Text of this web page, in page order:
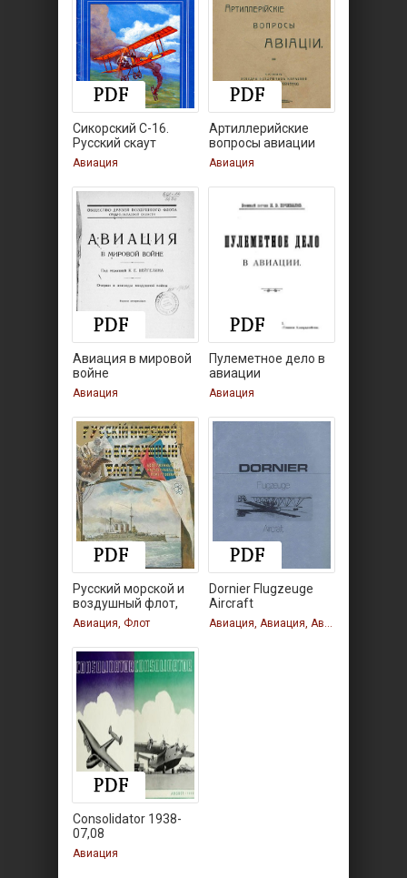
Сикорский С-16.
Русский скаут
Авиация
Артиллерийские
вопросы авиации
Авиация
Авиация в мировой
войне
Авиация
Пулеметное дело в
авиации
Авиация
Русский морской и
воздушный флот,
Авиация, Флот
Dornier Flugzeuge
Aircraft
Авиация, Авиация, Авиация
Consolidator 1938-
07,08
Авиация